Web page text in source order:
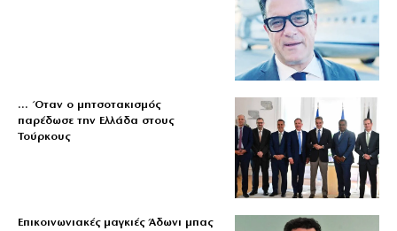
… Όταν ο μητσοτακισμός
παρέδωσε την Ελλάδα στους
Τούρκους
Επικοινωνιακές μαγκιές Άδωνι μπας